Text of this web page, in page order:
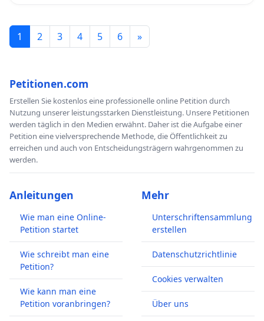
1 2 3 4 5 6 »
Petitionen.com
Erstellen Sie kostenlos eine professionelle online Petition durch
Nutzung unserer leistungsstarken Dienstleistung. Unsere Petitionen
werden täglich in den Medien erwähnt. Daher ist die Aufgabe einer
Petition eine vielversprechende Methode, die Öffentlichkeit zu
erreichen und auch von Entscheidungsträgern wahrgenommen zu
werden.
Anleitungen
Wie man eine Online-
Petition startet
Wie schreibt man eine
Petition?
Wie kann man eine
Petition voranbringen?
Mehr
Unterschriftensammlung
erstellen
Datenschutzrichtlinie
Cookies verwalten
Über uns